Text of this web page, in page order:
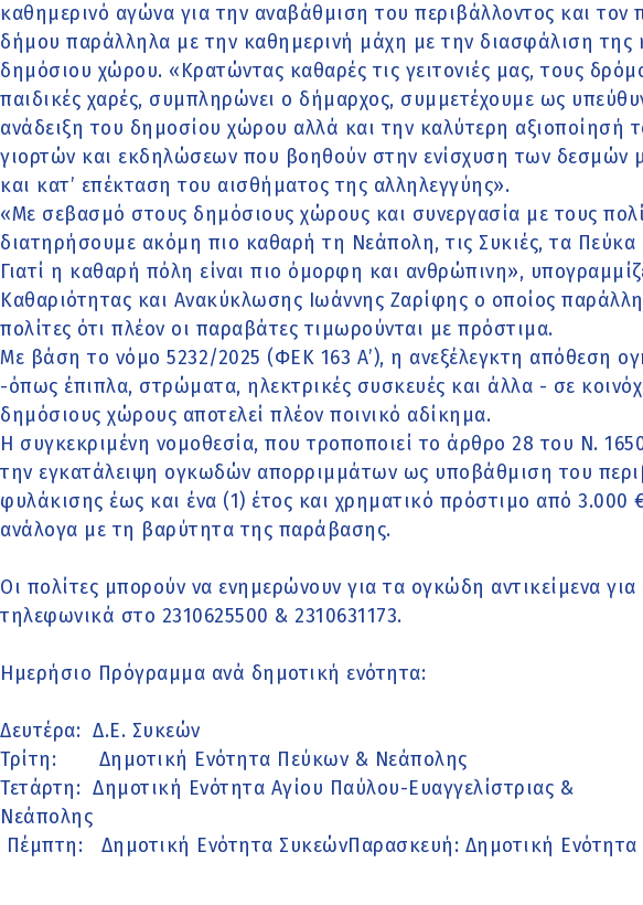
καθημερινό αγώνα για την αναβάθμιση του περιβάλλοντος και τον
δήμου παράλληλα με την καθημερινή μάχη με την διασφάλιση της
δημόσιου χώρου. «Κρατώντας καθαρές τις γειτονιές μας, τους
παιδικές χαρές, συμπληρώνει ο δήμαρχος, συμμετέχουμε ως
ανάδειξη του δημοσίου χώρου αλλά και την καλύτερη αξιοποίησή
γιορτών και εκδηλώσεων που βοηθούν στην ενίσχυση των δεσμών
και κατ’ επέκταση του αισθήματος της αλληλεγγύης».
«Με σεβασμό στους δημόσιους χώρους και συνεργασία με τους
διατηρήσουμε ακόμη πιο καθαρή τη Νεάπολη, τις Συκιές, τα Πεύκα
Γιατί η καθαρή πόλη είναι πιο όμορφη και ανθρώπινη»,
Καθαριότητας και Ανακύκλωσης Ιωάννης Ζαρίφης ο οποίος
πολίτες ότι πλέον οι παραβάτες τιμωρούνται με πρόστιμα.
Με βάση το νόμο 5232/2025 (ΦΕΚ 163 Α’), η ανεξέλεγκτη απόθεση
-όπως έπιπλα, στρώματα, ηλεκτρικές συσκευές και άλλα - σε
δημόσιους χώρους αποτελεί πλέον ποινικό αδίκημα.
Η συγκεκριμένη νομοθεσία, που τροποποιεί το άρθρο 28 του Ν.
την εγκατάλειψη ογκωδών απορριμμάτων ως υποβάθμιση του
φυλάκισης έως και ένα (1) έτος και χρηματικό πρόστιμο από 3.000
ανάλογα με τη βαρύτητα της παράβασης.
Οι πολίτες μπορούν να ενημερώνουν για τα ογκώδη αντικείμενα
τηλεφωνικά στο 2310625500 & 2310631173.
Ημερήσιο Πρόγραμμα ανά δημοτική ενότητα:
Δευτέρα: Δ.Ε. Συκεών
Τρίτη: Δημοτική Ενότητα Πεύκων & Νεάπολης
Τετάρτη: Δημοτική Ενότητα Αγίου Παύλου-Ευαγγελίστριας &
Νεάπολης
Πέμπτη: Δημοτική Ενότητα ΣυκεώνΠαρασκευή: Δημοτική